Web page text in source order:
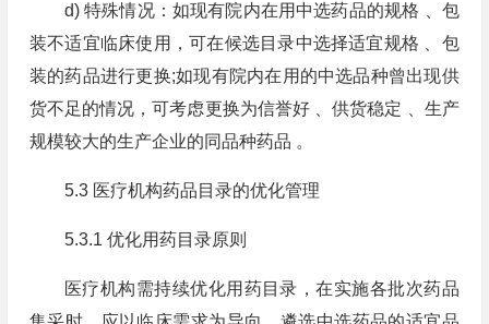
d) 特殊情况：如现有院内在用中选药品的规格 、包
装不适宜临床使用，可在候选目录中选择适宜规格 、包
装的药品进行更换;如现有院内在用的中选品种曾出现供
货不足的情况，可考虑更换为信誉好 、供货稳定 、生产
规模较大的生产企业的同品种药品 。
5.3 医疗机构药品目录的优化管理
5.3.1 优化用药目录原则
医疗机构需持续优化用药目录，在实施各批次药品